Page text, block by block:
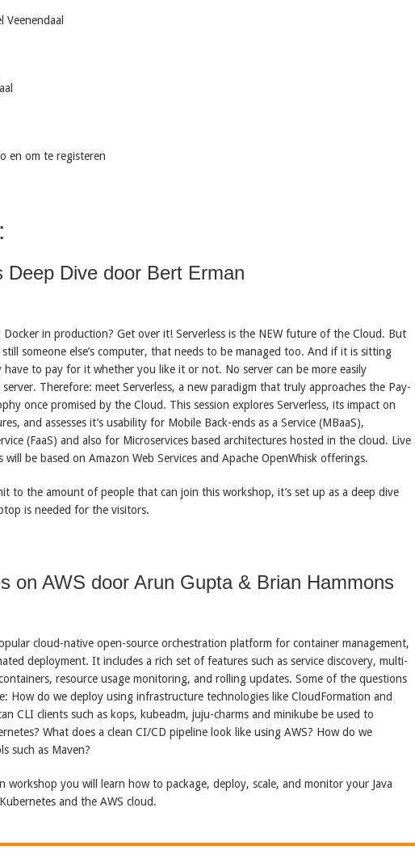
Veenendaal
en om te registeren
Deep Dive door Bert Erman
in production? Get over it! Serverless is the NEW future of the Cloud. But
someone else’s computer, that needs to be managed too. And if it is sitting
have to pay for it whether you like it or not. No server can be more easily
Therefore: meet Serverless, a new paradigm that truly approaches the Pay-
once promised by the Cloud. This session explores Serverless, its impact on
and assesses it’s usability for Mobile Back-ends as a Service (MBaaS),
(FaaS) and also for Microservices based architectures hosted in the cloud. Live
will be based on Amazon Web Services and Apache OpenWhisk offerings.
to the amount of people that can join this workshop, it’s set up as a deep dive
is needed for the visitors.
on AWS door Arun Gupta & Brian Hammons
cloud-native open-source orchestration platform for container management,
deployment. It includes a rich set of features such as service discovery, multi-
resource usage monitoring, and rolling updates. Some of the questions
How do we deploy using infrastructure technologies like CloudFormation and
CLI clients such as kops, kubeadm, juju-charms and minikube be used to
What does a clean CI/CD pipeline look like using AWS? How do we
such as Maven?
workshop you will learn how to package, deploy, scale, and monitor your Java
and the AWS cloud.